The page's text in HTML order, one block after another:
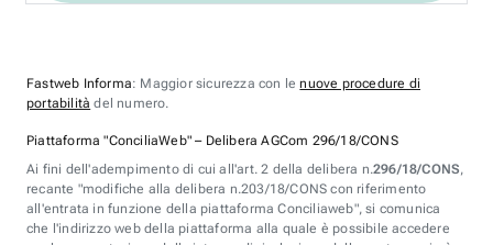
Fastweb Informa: Maggior sicurezza con lenuove procedure di
portabilità del numero.
Piattaforma "ConciliaWeb" – Delibera AGCom 296/18/CONS
Ai fini dell'adempimento di cui all'art. 2 della delibera n.296/18/CONS,
recante "modifiche alla delibera n.203/18/CONS con riferimento
all'entrata in funzione della piattaforma Conciliaweb", si comunica
che l'indirizzo web della piattaforma alla quale è possibile accedere